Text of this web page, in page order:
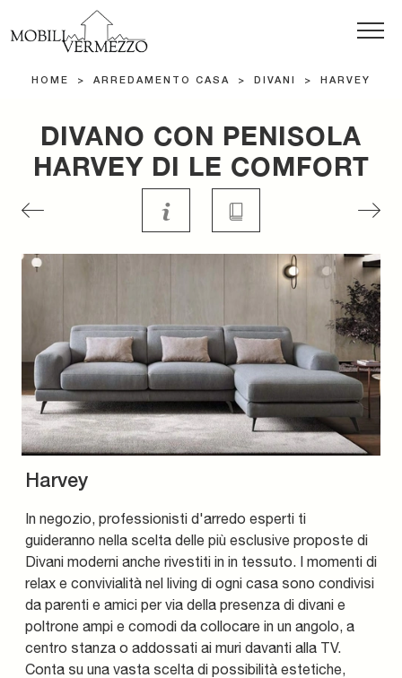
HOME > ARREDAMENTO CASA > DIVANI > HARVEY
DIVANO CON PENISOLA
HARVEY DI LE COMFORT
Harvey
In negozio, professionisti d'arredo esperti ti
guideranno nella scelta delle più esclusive proposte di
Divani moderni anche rivestiti in in tessuto. I momenti di
relax e convivialità nel living di ogni casa sono condivisi
da parenti e amici per via della presenza di divani e
poltrone ampi e comodi da collocare in un angolo, a
centro stanza o addossati ai muri davanti alla TV.
Conta su una vasta scelta di possibilità estetiche,